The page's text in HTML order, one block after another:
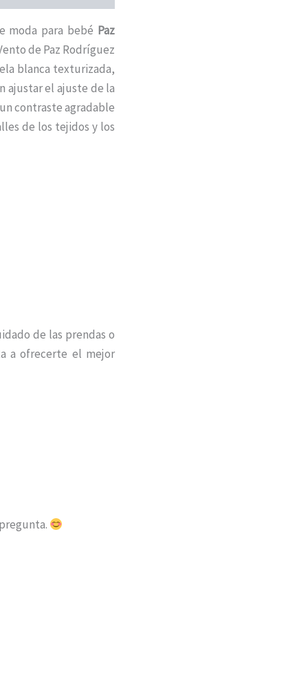
moda para bebé Paz
de Paz Rodríguez
blanca texturizada,
ajustar el ajuste de la
contraste agradable
de los tejidos y los
de las prendas o
a ofrecerte el mejor